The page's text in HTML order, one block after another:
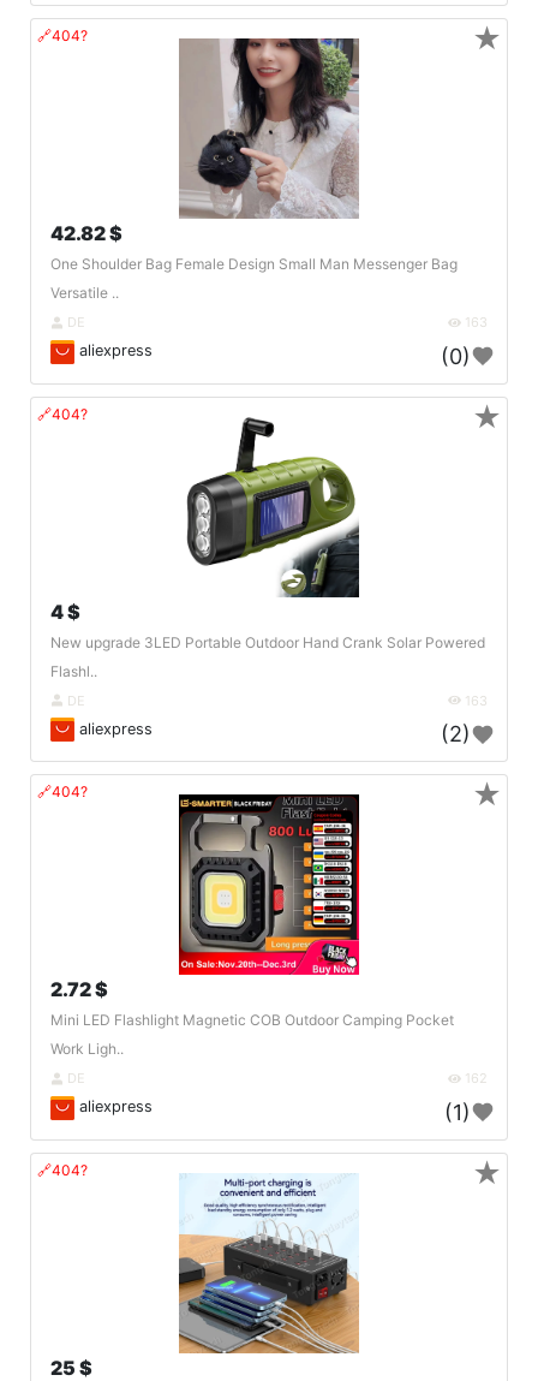
🔗404?
42.82 $
One Shoulder Bag Female Design Small Man Messenger Bag
Versatile ..
DE 163
aliexpress (0)
★
🔗404?
4 $
New upgrade 3LED Portable Outdoor Hand Crank Solar Powered
Flashl..
DE 163
aliexpress (2)
★
🔗404?
2.72 $
Mini LED Flashlight Magnetic COB Outdoor Camping Pocket
Work Ligh..
DE 162
aliexpress (1)
★
🔗404?
25 $
★